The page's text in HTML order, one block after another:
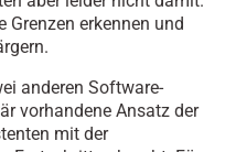
erkennen und
anderen Software-
vorhandene Ansatz der
mit der